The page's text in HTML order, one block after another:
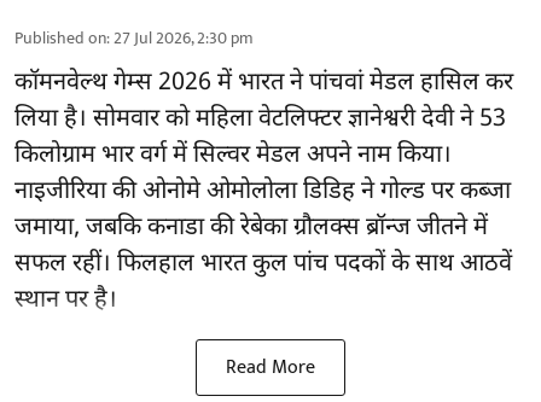
Published on:27 Jul 2026, 2:30 pm
कॉमनवेल्थ गेम्स 2026 में भारत ने पांचवां मेडल हासिल कर
लिया है। सोमवार को महिला वेटलिफ्टर ज्ञानेश्वरी देवी ने 53
किलोग्राम भार वर्ग में सिल्वर मेडल अपने नाम किया।
नाइजीरिया की ओनोमे ओमोलोला डिडिह ने गोल्ड पर कब्जा
जमाया, जबकि कनाडा की रेबेका ग्रौलक्स ब्रॉन्ज जीतने में
सफल रहीं। फिलहाल भारत कुल पांच पदकों के साथ आठवें
स्थान पर है।
Read More